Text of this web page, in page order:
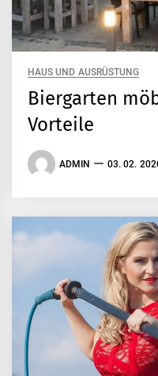
HAUS UND AUSRÜSTUNG
Biergarten
Vorteile
ADMIN 03. 02.